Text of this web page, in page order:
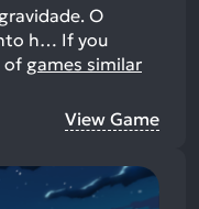
O
h… If you
of games similar
View Game